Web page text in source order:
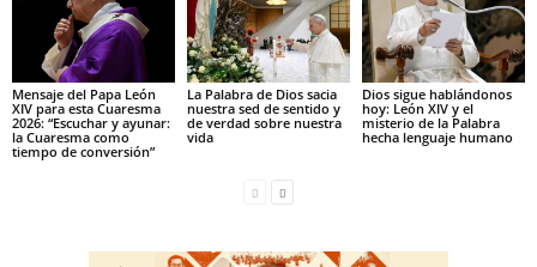
Mensaje del Papa León
XIV para esta Cuaresma
2026: “Escuchar y ayunar:
la Cuaresma como
tiempo de conversión”
La Palabra de Dios sacia
nuestra sed de sentido y
de verdad sobre nuestra
vida
Dios sigue hablándonos
hoy: León XIV y el
misterio de la Palabra
hecha lenguaje humano